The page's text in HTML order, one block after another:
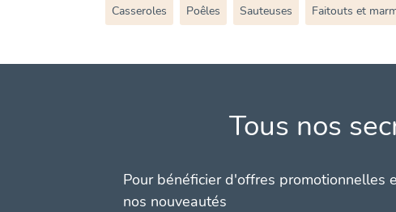
Casseroles Poêles Sauteuses Faitouts et
Tous nos
Pour bénéficier d'offres promotionnelles
nos nouveautés